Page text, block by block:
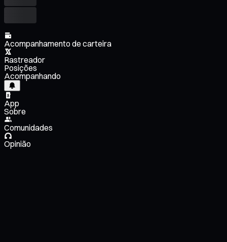
Acompanhamento de carteira
Rastreador
Posições
Acompanhando
App
Sobre
Comunidades
Opinião